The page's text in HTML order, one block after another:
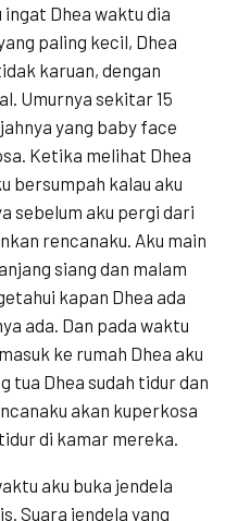
ingat Dhea waktu dia
paling kecil, Dhea
karuan, dengan
Umurnya sekitar 15
yang baby face
Ketika melihat Dhea
bersumpah kalau aku
sebelum aku pergi dari
rencanaku. Aku main
siang dan malam
kapan Dhea ada
ada. Dan pada waktu
ke rumah Dhea aku
tua Dhea sudah tidur dan
akan kuperkosa
di kamar mereka.
aku buka jendela
Suara jendela yang